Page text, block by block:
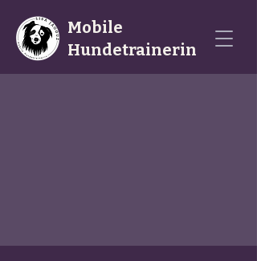
Mobile
Hundetrainerin